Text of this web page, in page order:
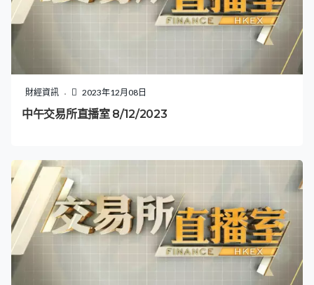
財經資訊 2023年12月08日
中午交易所直播室 8/12/2023